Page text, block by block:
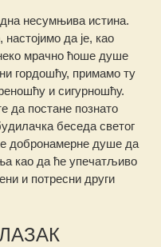
несумњива истина.
да је, као
мрачно ћоше душе
гордошћу, примамо ту
и сигурношћу.
да постане познато
беседа светог
добронамерне душе да
као да ће упечатљиво
и потресни други